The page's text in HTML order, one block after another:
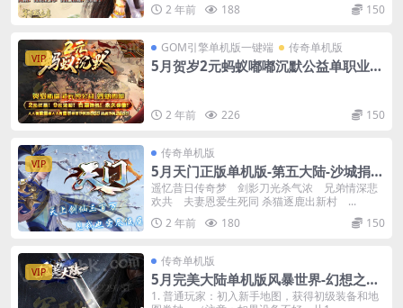
2 年前
188 150
VIP
GOM引擎单机版一键端 传奇单机版
5月贺岁2元蚂蚁嘟嘟沉默公益单职业单
2 年前 226 150
VIP
传奇单机版
5月天门正版单机版-第五大陆-沙城捐
献-狂暴之力-附带GM后台
遥忆昔日传奇梦 剑影刀光杀气浓 兄弟情深悲
欢共 夫妻恩爱生死同 杀猫逐鹿出新村 ...
2 年前
180 150
VIP
传奇单机版
5月完美大陆单机版风暴世界-幻想之旅-
神魔之体-装备强化-附带GM后台
1. 普通玩家：初入新手地图，获得初级装备和地